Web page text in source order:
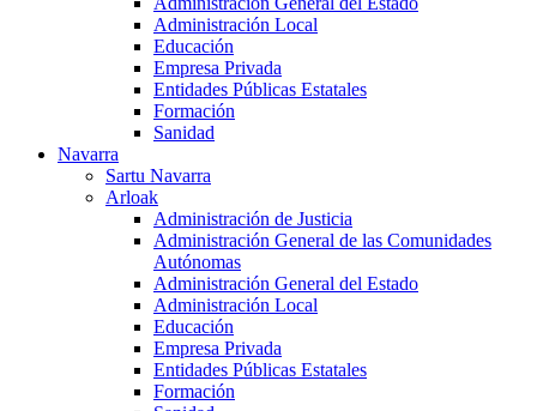
Administración Local
Educación
Empresa Privada
Entidades Públicas Estatales
Formación
Sanidad
Navarra
Sartu Navarra
Arloak
Administración de Justicia
Administración General de las Comunidades
Autónomas
Administración General del Estado
Administración Local
Educación
Empresa Privada
Entidades Públicas Estatales
Formación